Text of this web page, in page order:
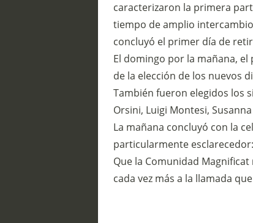
caracterizaron la primera
tiempo de amplio
concluyó el primer día de
El domingo por la mañana,
de la elección de los nuevos
También fueron elegidos los
Orsini, Luigi Montesi,
La mañana concluyó con la
particularmente
Que la Comunidad
cada vez más a la llamada